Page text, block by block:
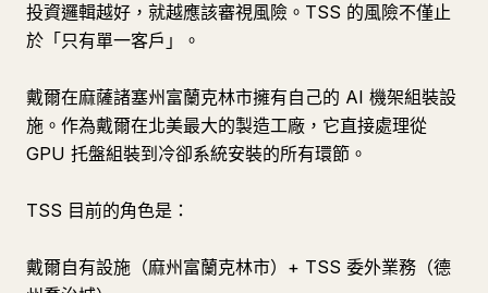
投資邏輯越好，就越應該審視風險。TSS 的風險不僅止
於「只有單一客戶」。
戴爾在麻薩諸塞州富蘭克林市擁有自己的 AI 機架組裝設
施。作為戴爾在北美最大的製造工廠，它直接處理從
GPU 托盤組裝到冷卻系統安裝的所有環節。
TSS 目前的角色是：
戴爾自有設施（麻州富蘭克林市）+ TSS 委外業務（德